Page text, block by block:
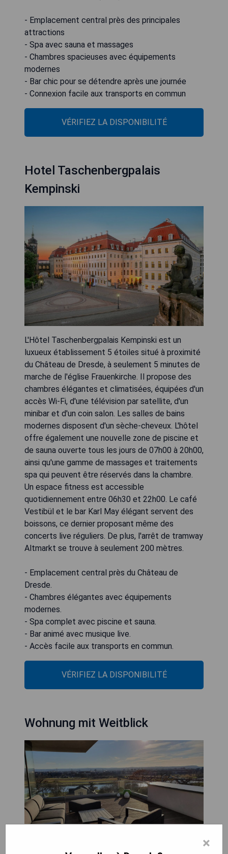
- Emplacement central près des principales
attractions
- Spa avec sauna et massages
- Chambres spacieuses avec équipements
modernes
- Bar chic pour se détendre après une journée
- Connexion facile aux transports en commun
VÉRIFIEZ LA DISPONIBILITÉ
Hotel Taschenbergpalais
Kempinski
L'Hôtel Taschenbergpalais Kempinski est un
luxueux établissement 5 étoiles situé à proximité
du Château de Dresde, à seulement 5 minutes de
marche de l'église Frauenkirche. Il propose des
chambres élégantes et climatisées, équipées d'un
accès Wi-Fi, d'une télévision par satellite, d'un
minibar et d'un coin salon. Les salles de bains
modernes disposent d'un sèche-cheveux. L'hôtel
offre également une nouvelle zone de piscine et
de sauna ouverte tous les jours de 07h00 à 20h00,
ainsi qu'une gamme de massages et traitements
spa qui peuvent être réservés dans la chambre.
Un espace fitness est accessible
quotidiennement entre 06h30 et 22h00. Le café
Vestibül et le bar Karl May élégant servent des
boissons, ce dernier proposant même des
concerts live réguliers. De plus, l'arrêt de tramway
Altmarkt se trouve à seulement 200 mètres.
- Emplacement central près du Château de
Dresde.
- Chambres élégantes avec équipements
modernes.
- Spa complet avec piscine et sauna.
- Bar animé avec musique live.
- Accès facile aux transports en commun.
VÉRIFIEZ LA DISPONIBILITÉ
Wohnung mit Weitblick
×